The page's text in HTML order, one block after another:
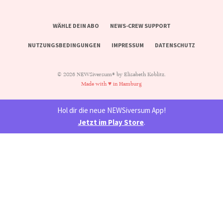
WÄHLE DEIN ABO NEWS-CREW SUPPORT
NUTZUNGSBEDINGUNGEN IMPRESSUM DATENSCHUTZ
© 2026 NEWSiversum® by Elisabeth Koblitz.
Made with ♥ in Hamburg
Hol dir die neue NEWSiversum App!
Jetzt im Play Store.